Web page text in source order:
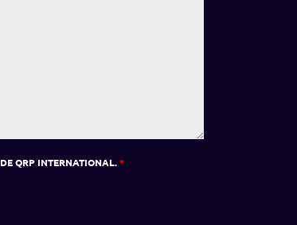
DE QRP INTERNATIONAL.*